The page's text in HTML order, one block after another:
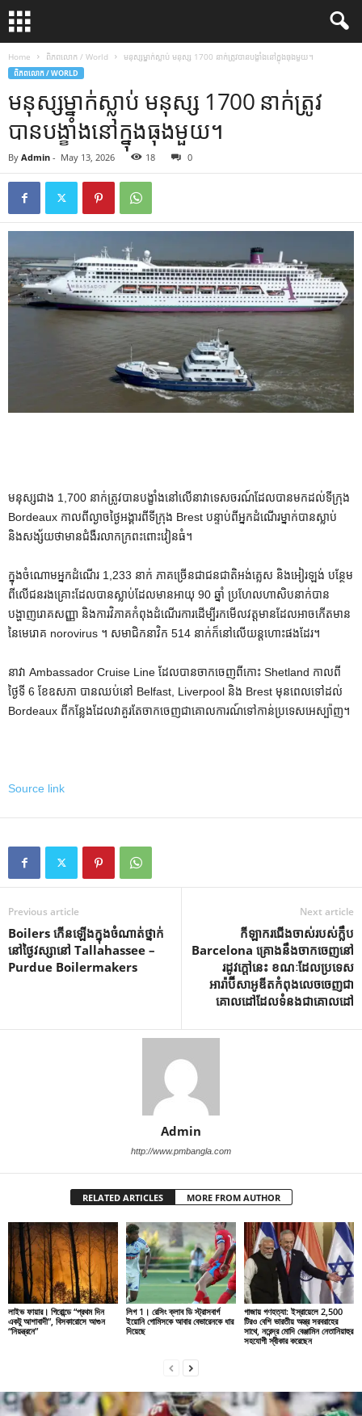
Home ពិភពលោក / World មនុស្សម្នាក់ស្លាប់ មនុស្ស 1700 នាក់ត្រូវបានបង្ខាំងនៅក្នុងធុងមួយ។
ពិភពលោក / WORLD
មនុស្សម្នាក់ស្លាប់ មនុស្ស 1700 នាក់ត្រូវ
បានបង្ខាំងនៅក្នុងធុងមួយ។
By Admin - May 13, 2026 18 0
មនុស្សជាង 1,700 នាក់ត្រូវបានបង្ខាំងនៅលើនាវាទេសចរណ៍ដែលបានមកដល់ទីក្រុង
Bordeaux កាលពីល្ងាចថ្ងៃអង្គារពីទីក្រុង Brest បន្ទាប់ពីអ្នកដំណើរម្នាក់បានស្លាប់
និងសង្ស័យថាមានជំងឺរលាកក្រពះពោះវៀនធំ។
ក្នុងចំណោមអ្នកដំណើរ 1,233 នាក់ ភាគច្រើនជាជនជាតិអង់គ្លេស និងអៀរឡង់ បន្ថែម
ពីលើជនរងគ្រោះដែលបានស្លាប់ដែលមានអាយុ 90 ឆ្នាំ ប្រហែលហាសិបនាក់បាន
បង្ហាញរោគសញ្ញា និងការវិភាគកំពុងដំណើរការដើម្បីរកមើលវត្តមានដែលអាចកើតមាន
នៃមេរោគ norovirus ។ សមាជិកនាវិក 514 នាក់ក៏នៅលើយន្តហោះផងដែរ។
នាវា Ambassador Cruise Line ដែលបានចាកចេញពីកោះ Shetland កាលពី
ថ្ងៃទី 6 ខែឧសភា បានឈប់នៅ Belfast, Liverpool និង Brest មុនពេលទៅដល់
Bordeaux ពីកន្លែងដែលវាគួរតែចាកចេញជាគោលការណ៍ទៅកាន់ប្រទេសអេស្ប៉ាញ។
Source link
Previous article
Boilers កើនឡើងក្នុងចំណាត់ថ្នាក់
នៅថ្ងៃវស្សានៅ Tallahassee –
Purdue Boilermakers
Next article
កីឡាករជើងចាស់របស់ក្លឹប
Barcelona គ្រោងនឹងចាកចេញនៅ
រដូវក្ដៅនេះ ខណៈដែលប្រទេស
អារ៉ាប៊ីសាអូឌីតកំពុងលេចចេញជា
គោលដៅដែលទំនងជាគោលដៅ
Admin
http://www.pmbangla.com
RELATED ARTICLES MORE FROM AUTHOR
লাইভ ফায়ার। গিরোন্ডে “প্রথম দিন
একটু আশাবাদী”, বিসকারোসে আগুন
“নিয়ন্ত্রনে”
লিগ 1। রেসিং ক্লাব ডি স্ট্রাসবার্গ
ইয়োনি গোমিসকে আবার বেভারেনকে ধার
দিয়েছে
গাজায় গণহত্যা: ইস্রায়েলে 2,500
টিরও বেশি ভারতীয় অস্ত্র সরবরাহের
সাথে, নরেন্দ্র মোদি বেঞ্জামিন নেতানিয়াহুর
সহযোগী স্বীকার করেছেন